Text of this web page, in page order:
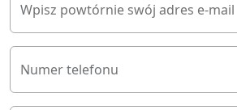
Wpisz powtórnie swój adres e-mail
Numer telefonu